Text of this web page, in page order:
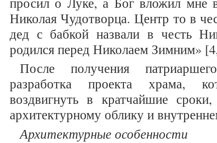
Николая Чудотворца. Центр то в
дед с бабкой назвали в честь
родился перед Николаем Зимним»
После получения
разработка проекта храма,
воздвигнуть в кратчайшие
архитектурному облику и
Архитектурные особенности